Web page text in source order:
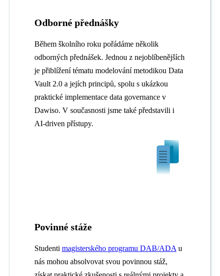
Odborné přednášky
Během školního roku pořádáme několik
odborných přednášek. Jednou z nejoblíbenějších
je přiblížení tématu modelování metodikou Data
Vault 2.0 a jejích principů, spolu s ukázkou
praktické implementace data governance v
Dawiso. V současnosti jsme také představili i
AI-driven přístupy.
Povinné stáže
Studenti magisterského programu DAB/ADA u
nás mohou absolvovat svou povinnou stáž,